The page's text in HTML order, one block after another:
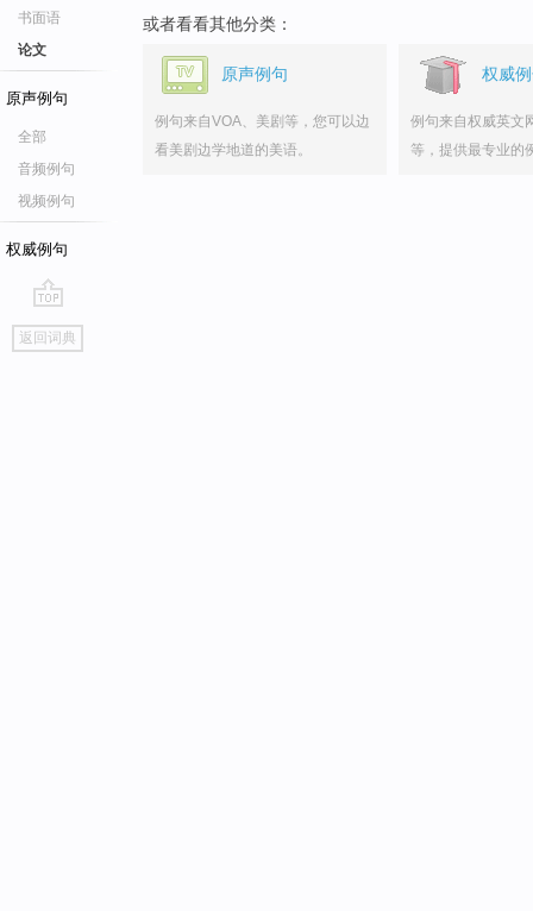
书面语
论文
原声例句
全部
音频例句
视频例句
权威例句
go
top
返回词典
或者看看其他分类：
原声例句
例句来自VOA、美剧等，您可以边
看美剧边学地道的美语。
权威
例句来自权威英文
等，提供最专业的